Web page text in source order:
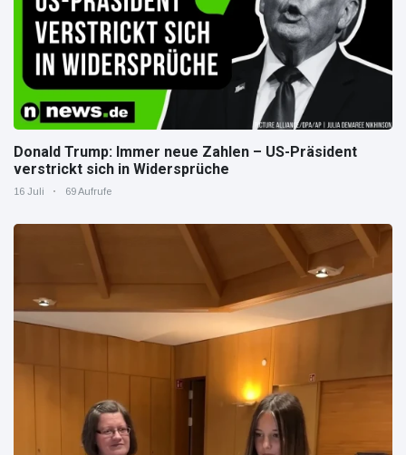
Donald Trump: Immer neue Zahlen – US-Präsident
verstrickt sich in Widersprüche
16 Juli 69 Aufrufe